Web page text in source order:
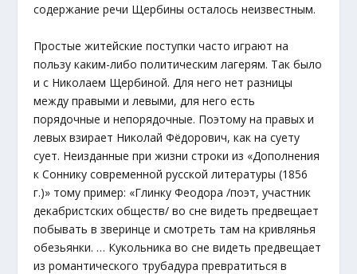
содержание речи Щербины осталось неизвестным.
Простые житейские поступки часто играют на
пользу каким-либо политическим лагерям. Так было
и с Николаем Щербиной. Для него нет разницы
между правыми и левыми, для него есть
порядочные и непорядочные. Поэтому на правых и
левых взирает Николай Фёдорович, как на суету
сует. Неизданные при жизни строки из «Дополнения
к Соннику современной русской литературы (1856
г.)» тому пример: «Глинку Феодора /поэт, участник
декабристских обществ/ во сне видеть предвещает
побывать в зверинце и смотреть там на кривлянья
обезьянки. … Кукольника во сне видеть предвещает
из романтического трубадура превратиться в